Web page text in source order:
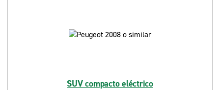
SUV compacto eléctrico